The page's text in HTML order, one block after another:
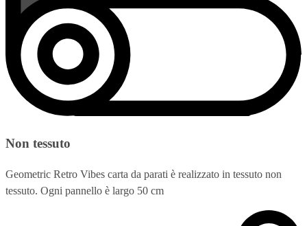
Non tessuto
Geometric Retro Vibes carta da parati è realizzato in tessuto non
tessuto. Ogni pannello è largo 50 cm